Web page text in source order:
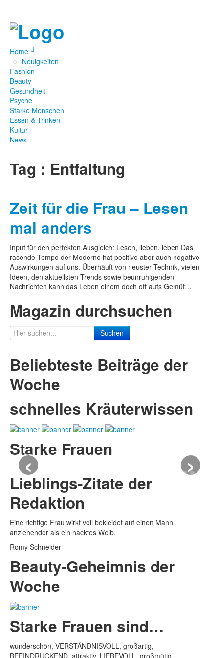
Home
Neuigkeiten
Fashion
Beauty
Gesundheit
Psyche
Starke Menschen
Essen & Trinken
Kultur
News
Tag : Entfaltung
Zeit für die Frau – Lesen
mal anders
Input für den perfekten Ausgleich: Lesen, lieben, leben Das
rasende Tempo der Moderne hat positive aber auch negative
Auswirkungen auf uns. Überhäuft von neuster Technik, vielen
Ideen, den aktuellsten Trends sowie beunruhigenden
Nachrichten kann das Leben einem doch oft aufs Gemüt…
Magazin durchsuchen
Suchen
Beliebteste Beiträge der
Woche
schnelles Kräuterwissen
Starke Frauen
‹ ›
Lieblings-Zitate der
Redaktion
Eine richtige Frau wirkt voll bekleidet auf einen Mann
anziehender als ein nacktes Weib.
Romy Schneider
Beauty-Geheimnis der
Woche
Starke Frauen sind…
wunderschön, VERSTÄNDNISVOLL, großartig,
BEEINDRUCKEND, attraktiv, LIEBEVOLL, großmütig,